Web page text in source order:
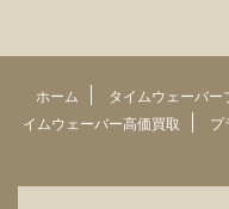
ホーム タイムウェーバー
イムウェーバー高価買取
プ